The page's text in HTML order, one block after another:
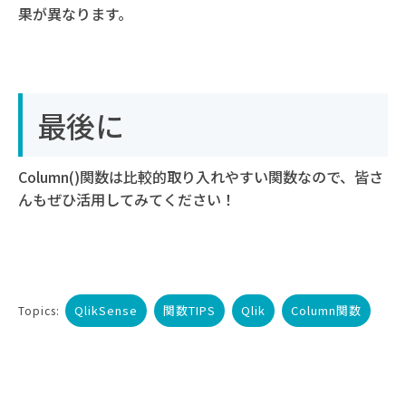
果が異なります。
最後に
Column()関数は比較的取り入れやすい関数なので、皆さ
んもぜひ活用してみてください！
Topics: QlikSense 関数TIPS Qlik Column関数